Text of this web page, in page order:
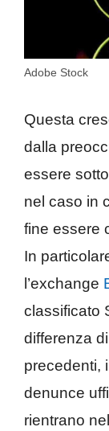
Adobe Stock
Questa
dalla
essere
nel caso in
fine essere
In
l’exchange
classificato
differenza
precedenti,
denunce
rientrano